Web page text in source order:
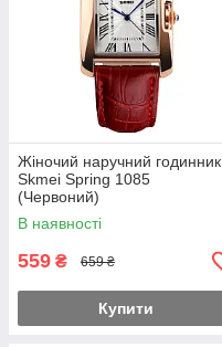
Жіночий наручний годинник
Skmei Spring 1085
(Червоний)
В наявності
559 ₴ 659 ₴
Купити